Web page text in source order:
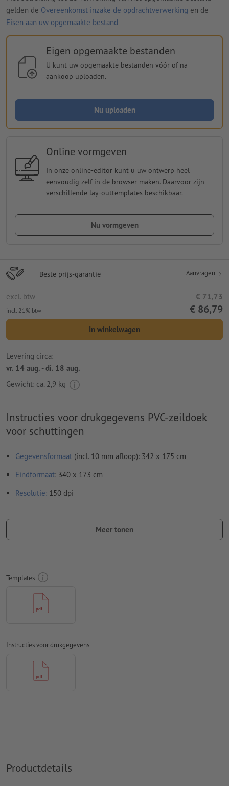
gelden de Overeenkomst inzake de opdrachtverwerking en de
Eisen aan uw opgemaakte bestand
Eigen opgemaakte bestanden
U kunt uw opgemaakte bestanden vóór of na
aankoop uploaden.
Nu uploaden
Online vormgeven
In onze online-editor kunt u uw ontwerp heel
eenvoudig zelf in de browser maken. Daarvoor zijn
verschillende lay-outtemplates beschikbaar.
Nu vormgeven
Beste prijs-garantie Aanvragen
excl. btw € 71,73
incl. 21% btw € 86,79
In winkelwagen
Levering circa:
vr. 14 aug. - di. 18 aug.
Gewicht: ca. 2,9 kg
Instructies voor drukgegevens PVC-zeildoek
voor schuttingen
Gegevensformaat (incl. 10 mm afloop): 342 x 175 cm
Eindformaat: 340 x 173 cm
Resolutie: 150 dpi
Lettertypesmoeten volledig worden ingesloten of omgezet
Kleurmodus:
Spel- en zetfouten
Overdrukinstellingen
Inhoud vanformuliervelden
Hoe maak ik afdrukgegevens correct?
Meer tonen
Templates
Instructies voor drukgegevens
Productdetails